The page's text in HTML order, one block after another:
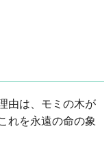
由は、モミの木が
れを永遠の命の象